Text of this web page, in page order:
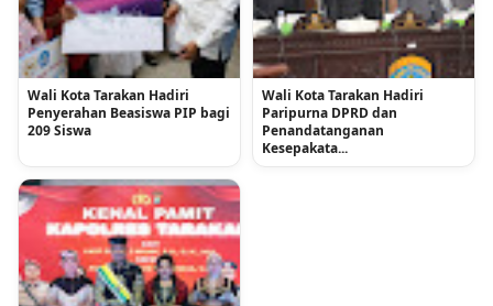
Wali Kota Tarakan Hadiri
Penyerahan Beasiswa PIP bagi
209 Siswa
Wali Kota Tarakan Hadiri
Paripurna DPRD dan
Penandatanganan
Kesepakata...